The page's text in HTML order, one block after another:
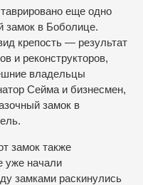
еще одно
замок в Боболице.
крепость — результат
и реконструкторов,
владельцы
Сейма и бизнесмен,
замок в
замок также
уже начали
замками раскинулись